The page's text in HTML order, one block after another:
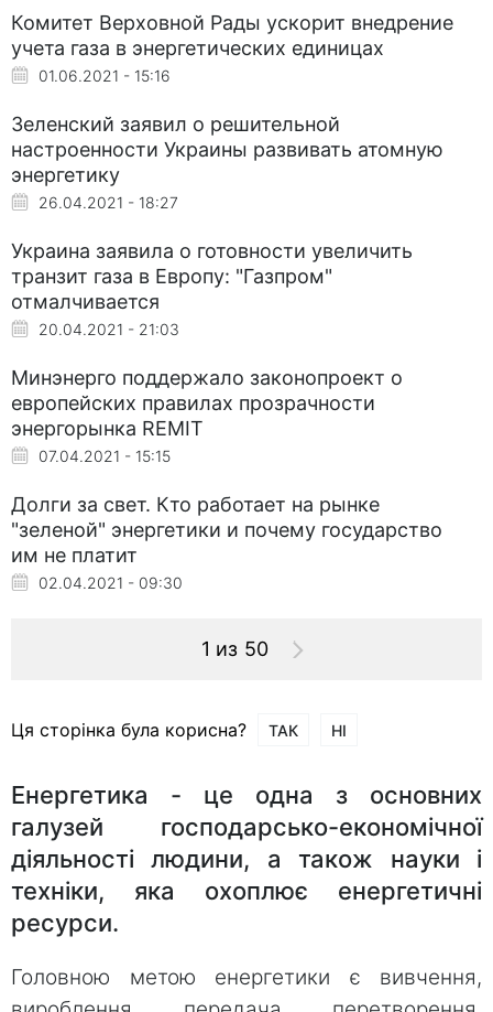
Комитет Верховной Рады ускорит внедрение
учета газа в энергетических единицах
01.06.2021 - 15:16
Зеленский заявил о решительной
настроенности Украины развивать атомную
энергетику
26.04.2021 - 18:27
Украина заявила о готовности увеличить
транзит газа в Европу: "Газпром"
отмалчивается
20.04.2021 - 21:03
Минэнерго поддержало законопроект о
европейских правилах прозрачности
энергорынка REMIT
07.04.2021 - 15:15
Долги за свет. Кто работает на рынке
"зеленой" энергетики и почему государство
им не платит
02.04.2021 - 09:30
1 из 50
Ця сторінка була корисна? ТАК НІ
Енергетика - це одна з основних
галузей господарсько-економічної
діяльності людини, а також науки і
техніки, яка охоплює енергетичні
ресурси.
Головною метою енергетики є вивчення,